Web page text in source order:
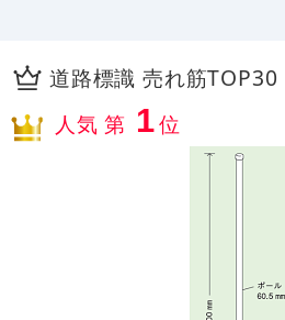
道路標識 売れ筋TOP30
人気 第 1位